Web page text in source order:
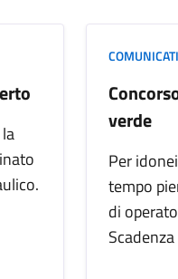
COMUNICATI
verde
Per
tempo
di